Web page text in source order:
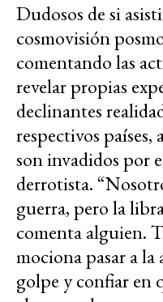
Dudosos de si
cosmovisión
comentando las
revelar propias
declinantes
respectivos
son invadidos por
derrotista.
guerra, pero la
comenta alguien.
mociona pasar a
golpe y confiar en